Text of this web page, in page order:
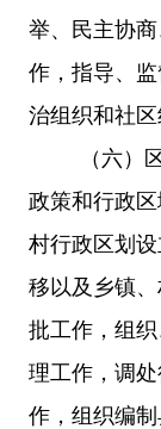
举、民主协
作，指导、
治组织和社区
（六）
政策和行政区
村行政区划
移以及乡镇
批工作，组
理工作，调
作，组织编